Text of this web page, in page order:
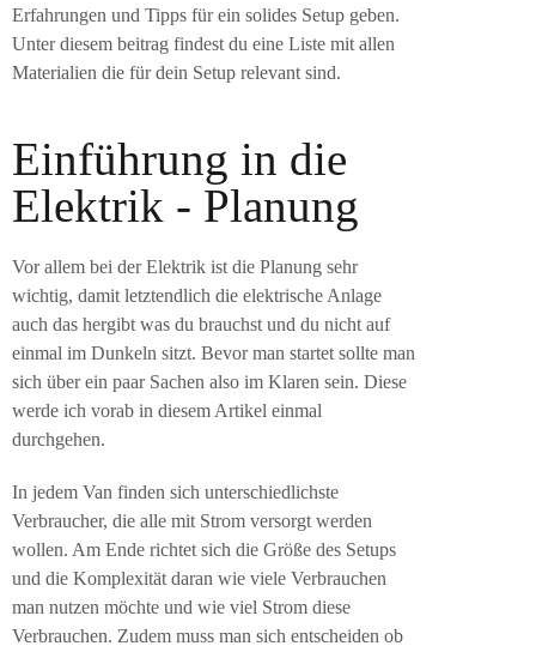
Erfahrungen und Tipps für ein solides Setup geben.
Unter diesem beitrag findest du eine Liste mit allen
Materialien die für dein Setup relevant sind.
Einführung in die
Elektrik - Planung
Vor allem bei der Elektrik ist die Planung sehr
wichtig, damit letztendlich die elektrische Anlage
auch das hergibt was du brauchst und du nicht auf
einmal im Dunkeln sitzt. Bevor man startet sollte man
sich über ein paar Sachen also im Klaren sein. Diese
werde ich vorab in diesem Artikel einmal
durchgehen.
In jedem Van finden sich unterschiedlichste
Verbraucher, die alle mit Strom versorgt werden
wollen. Am Ende richtet sich die Größe des Setups
und die Komplexität daran wie viele Verbrauchen
man nutzen möchte und wie viel Strom diese
Verbrauchen. Zudem muss man sich entscheiden ob